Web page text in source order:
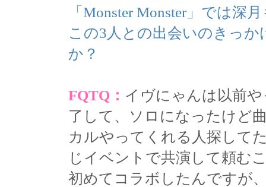
「Monster Monster」では深
この3人との出会いのきっ
か？
FQTQ： イヴにゃんは以前
了して、ソロになったけど
カルやってくれる人探して
じイベントで共演して頼む
初めてコラボしたんですが